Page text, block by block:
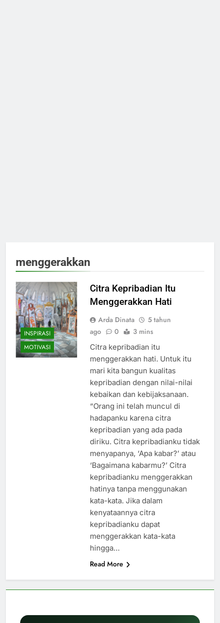
menggerakkan
INSPIRASI
MOTIVASI
Citra Kepribadian Itu
Menggerakkan Hati
Arda Dinata
5 tahun
ago
0 3 mins
Citra kepribadian itu
menggerakkan hati. Untuk itu
mari kita bangun kualitas
kepribadian dengan nilai-nilai
kebaikan dan kebijaksanaan.
“Orang ini telah muncul di
hadapanku karena citra
kepribadian yang ada pada
diriku. Citra kepribadianku tidak
menyapanya, ‘Apa kabar?’ atau
‘Bagaimana kabarmu?’ Citra
kepribadianku menggerakkan
hatinya tanpa menggunakan
kata-kata. Jika dalam
kenyataannya citra
kepribadianku dapat
menggerakkan kata-kata
hingga…
Read More